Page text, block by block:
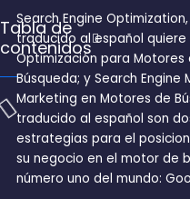
Tabla de
contenidos
Search Engine
traducido al español quiere
Optimización para Motores
Búsqueda; y Search Engine
Marketing en Motores de
traducido al español son
estrategias para el
su negocio en el motor de
número uno del mundo: